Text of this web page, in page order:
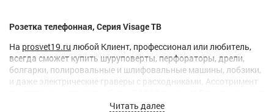
Розетка телефонная, Серия Visage ТВ
На prosvet19.ru любой Клиент, профессионал или любитель,
всегда сможет купить шуруповерты, перфораторы, дрели,
болгарки, полировальные и шлифовальные машины, лобзики,
и даже электрические граверы с расходниками. Ассотримент
привезем его под заказ.
Читать далее